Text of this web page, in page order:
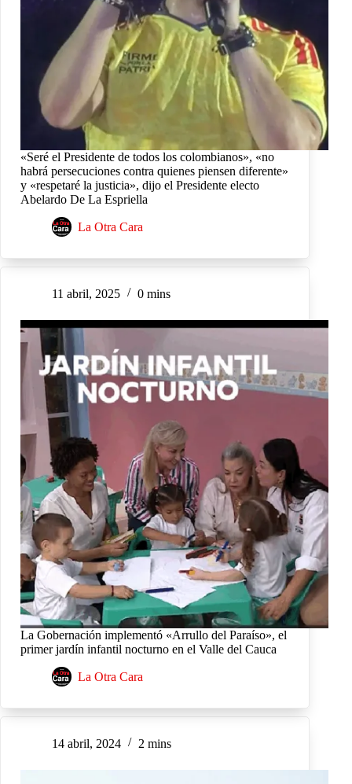
«Seré el Presidente de todos los colombianos», «no
habrá persecuciones contra quienes piensen diferente»
y «respetaré la justicia», dijo el Presidente electo
Abelardo De La Espriella
La Otra Cara
11 abril, 2025 0 mins
La Gobernación implementó «Arrullo del Paraíso», el
primer jardín infantil nocturno en el Valle del Cauca
La Otra Cara
14 abril, 2024 2 mins